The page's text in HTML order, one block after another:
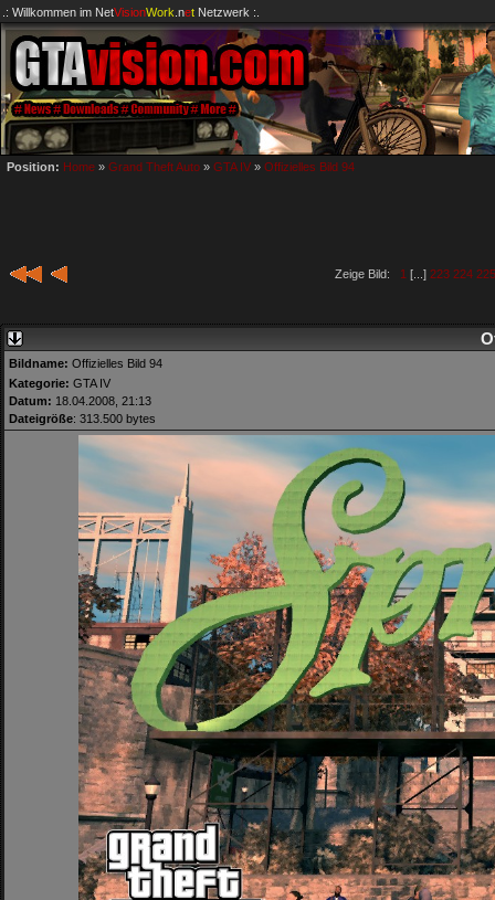
.: Willkommen im NetVisionWork .netNetzwerk :.
Position: Home » Grand Theft Auto » GTA IV » Offizielles Bild 94
Zeige Bild: 1 [...] 223 224 225
Bildname: Offizielles Bild 94
Kategorie: GTA IV
Datum: 18.04.2008, 21:13
Dateigröße: 313.500 bytes